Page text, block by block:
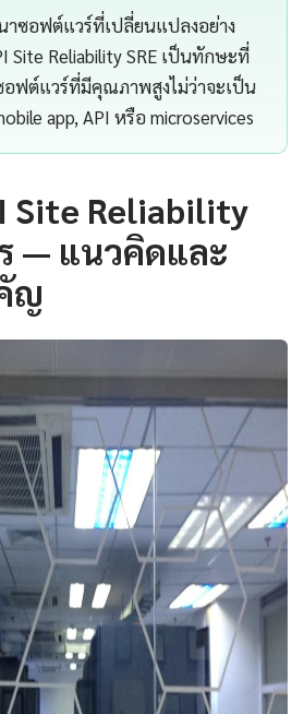
ซอฟต์แวร์ที่เปลี่ยนแปลงอย่าง
Site Reliability SRE เป็นทักษะที่
อฟต์แวร์ที่มีคุณภาพสูงไม่ว่าจะเป็น
app, API หรือ microservices
Site Reliability
ร — แนวคิดและ
ญ